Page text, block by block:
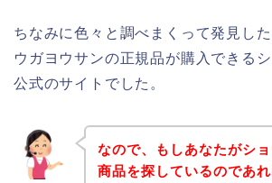
ちなみに色々と調べまくって発見し
ウガヨウサンの正規品が購入できる
公式のサイトでした。
なので、もしあなたがシ
商品を探しているのであ